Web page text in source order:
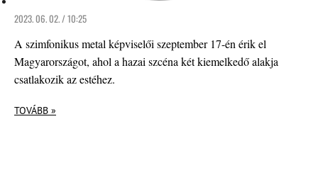
2023. 06. 02. / 10:25
A szimfonikus metal képviselői szeptember 17-én érik el
Magyarországot, ahol a hazai szcéna két kiemelkedő alakja
csatlakozik az estéhez.
TOVÁBB »